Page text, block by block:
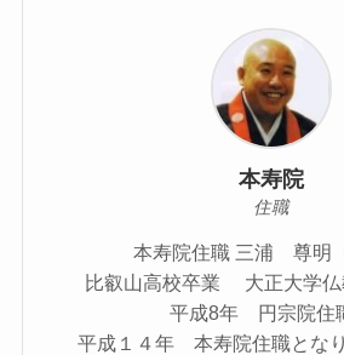
本寿院
住職
本寿院住職 三浦 尊明
比叡山高校卒業 大正大学
平成8年 円宗院
平成１４年 本寿院住職となり